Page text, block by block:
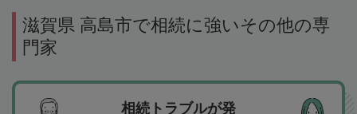
滋賀県 高島市で相続に強いその他の専
門家
相続トラブルが発